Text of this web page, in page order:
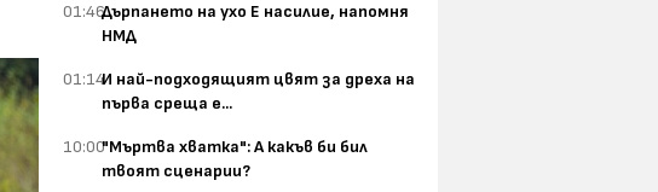
01:46Дърпането на ухо Е насилие, напомня
НМД
01:14И най-подходящият цвят за дреха на
първа среща е...
10:00"Мъртва хватка": А какъв би бил
твоят сценарии?